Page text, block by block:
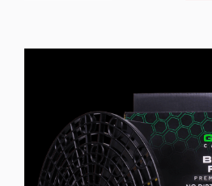
–
για
Δύσκολα
Σημεία
ποσότητα